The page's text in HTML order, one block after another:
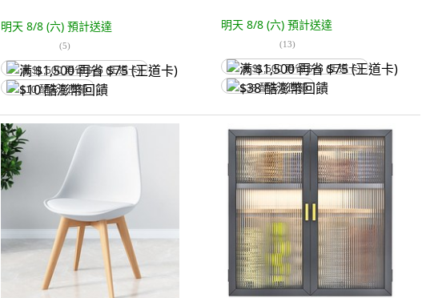
明天 8/8 (六) 預計送達
(5)
满 $1,500 再省 $75 (王道卡)
$10 酷澎幣回饋
明天 8/8 (六) 預計送達
(13)
满 $1,500 再省 $75 (王道卡)
$38 酷澎幣回饋